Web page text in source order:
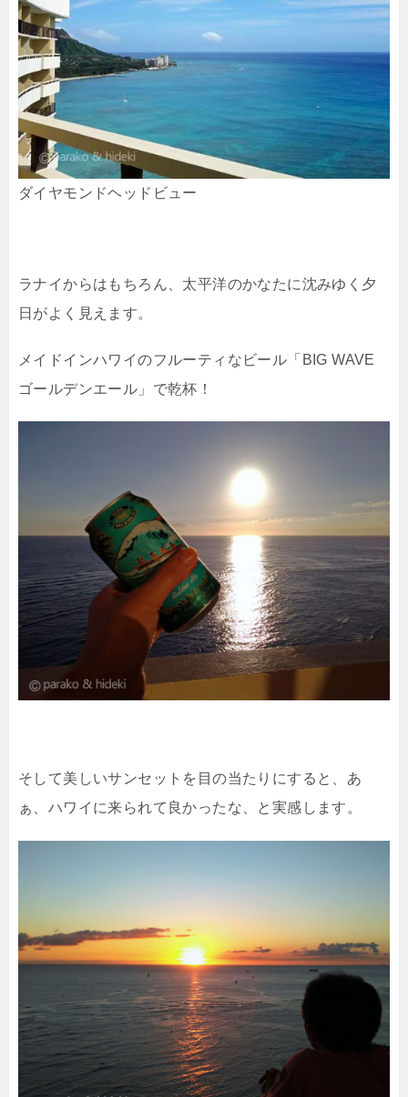
ダイヤモンドヘッドビュー
ラナイからはもちろん、太平洋のかなたに沈みゆく夕
日がよく見えます。
メイドインハワイのフルーティなビール「BIG WAVE
ゴールデンエール」で乾杯！
そして美しいサンセットを目の当たりにすると、あ
ぁ、ハワイに来られて良かったな、と実感します。